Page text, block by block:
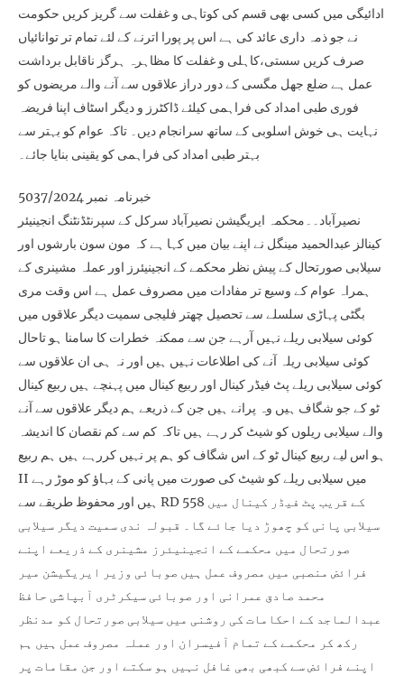
ادائیگی میں کسی بھی قسم کی کوتاہی و غفلت سے گریز کریں حکومت
نے جو ذمہ داری عائد کی ہے اس پر پورا اترنے کے لئے تمام تر توانائیاں
صرف کریں سستی،کاہلی و غفلت کا مظاہرہ ہرگز ناقابل برداشت
عمل ہے ضلع جھل مگسی کے دور دراز علاقوں سے آنے والے مریضوں کو
فوری طبی امداد کی فراہمی کیلئے ڈاکٹرز و دیگر اسٹاف اپنا فریضہ
نہایت ہی خوش اسلوبی کے ساتھ سرانجام دیں۔ تاکہ عوام کو بہتر سے
بہتر طبی امداد کی فراہمی کو یقینی بنایا جائے۔
خبرنامہ نمبر 5037/2024
نصیرآباد۔۔محکمہ ایریگیشن نصیرآباد سرکل کے سپرنٹڈنٹنگ انجینیئر
کینالز عبدالحمید مینگل نے اپنے بیان میں کہا ہے کہ مون سون بارشوں اور
سیلابی صورتحال کے پیش نظر محکمے کے انجینیئرز اور عملہ مشینری کے
ہمراہ عوام کے وسیع تر مفادات میں مصروف عمل ہے اس وقت مری
بگٹی پہاڑی سلسلے سے تحصیل چھتر فلیجی سمیت دیگر علاقوں میں
کوئی سیلابی ریلے نہیں آرہے جن سے ممکنہ خطرات کا سامنا ہو تاحال
کوئی سیلابی ریلہ آنے کی اطلاعات نہیں ہیں اور نہ ہی ان علاقوں سے
کوئی سیلابی ریلے پٹ فیڈر کینال اور ربیع کینال میں پہنچے ہیں ربیع کینال
ٹو کے جو شگاف ہیں وہ پرانے ہیں جن کے ذریعے ہم دیگر علاقوں سے آنے
والے سیلابی ریلوں کو شیٹ کر رہے ہیں تاکہ کم سے کم نقصان کا اندیشہ
ہو اس لیے ربیع کینال ٹو کے اس شگاف کو ہم پر نہیں کررہے ہیں ہم ربیع
II میں سیلابی ریلے کو شیٹ کی صورت میں پانی کے بہاؤ کو موڑ رہے
ہیں اور محفوظ طریقے سے RD 558 کے قریب پٹ فیڈر کینال میں
سیلابی پانی کو چھوڑ دیا جائے گا۔ قبولہ ندی سمیت دیگر سیلابی
صورتحال میں محکمے کے انجینیئرز مشینری کے ذریعے اپنے
فرائض منصبی میں مصروف عمل ہیں صوبائی وزیر ایریگیشن میر
محمد صادق عمرانی اور صوبائی سیکرٹری آبپاشی حافظ
عبدالماجد کے احکامات کی روشنی میں سیلابی صورتحال کو مدنظر
رکھ کر محکمے کے تمام آفیسران اور عملہ مصروف عمل ہیں ہم
اپنے فرائض سے کبھی بھی غافل نہیں ہو سکتے اور جن مقامات پر